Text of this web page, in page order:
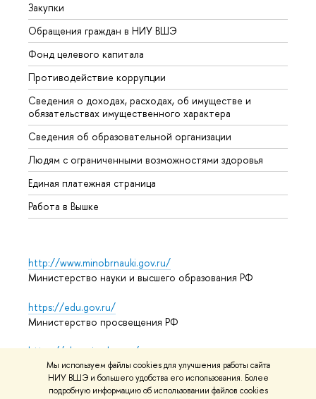
Мы используем файлы cookies для улучшения работы сайта
НИУ ВШЭ и большего удобства его использования. Более
подробную информацию об использовании файлов cookies
Закупки
Обращения граждан в НИУ ВШЭ
Фонд целевого капитала
Противодействие коррупции
Сведения о доходах, расходах, об имуществе и
обязательствах имущественного характера
Сведения об образовательной организации
Людям с ограниченными возможностями здоровья
Единая платежная страница
Работа в Вышке
http://www.minobrnauki.gov.ru/
Министерство науки и высшего образования РФ
https://edu.gov.ru/
Министерство просвещения РФ
https://elearning.hse.ru/mooc
Массовые открытые онлайн-курсы